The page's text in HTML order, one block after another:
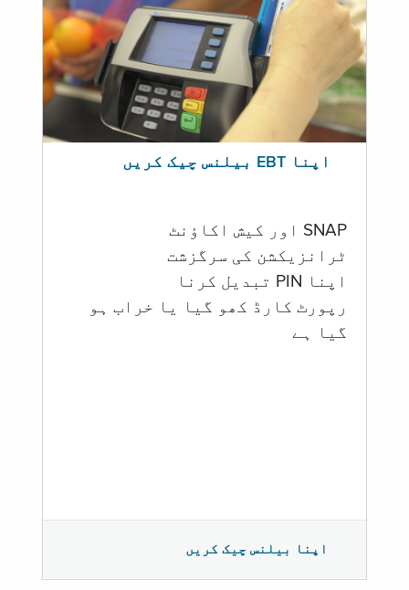
اپنا EBT بیلنس چیک کریں
SNAP اور کیش اکاؤنٹ
ٹرانزیکشن کی سرگزشت
اپنا PIN تبدیل کرنا
رپورٹ کارڈ کھو گیا یا خراب ہو
گيا ہے
اپنا بیلنس چیک کریں